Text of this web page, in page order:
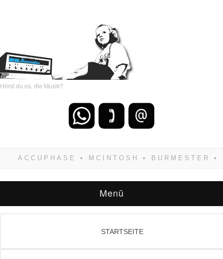
Hörst du es, die Musik?
zwangsläufig siegen! Und noch was: Hifi
Menü
STARTSEITE